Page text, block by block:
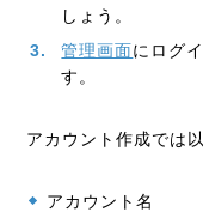
しょう。
管理画面にログ
す。
アカウント作成では
アカウント名